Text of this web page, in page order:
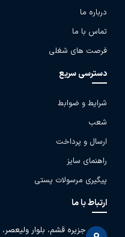
درباره ما
تماس با ما
فرصت های شغلی
دسترسی سریع
شرایط و ضوابط
شعب
ارسال و پرداخت
راهنمای سایز
پیگیری مرسولات پستی
ارتباط با ما
جزیره قشم، بلوار